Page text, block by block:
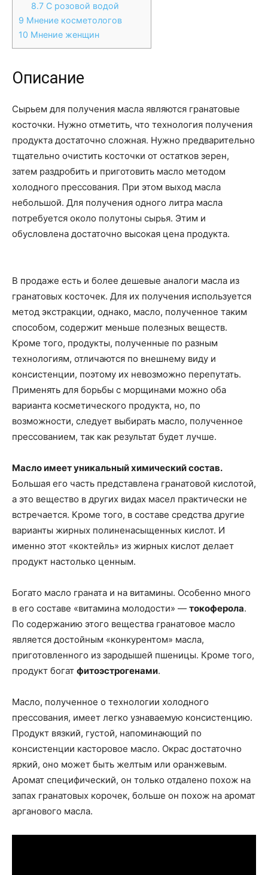
8.7 С розовой водой
9 Мнение косметологов
10 Мнение женщин
Описание
Сырьем для получения масла являются гранатовые
косточки. Нужно отметить, что технология получения
продукта достаточно сложная. Нужно предварительно
тщательно очистить косточки от остатков зерен,
затем раздробить и приготовить масло методом
холодного прессования. При этом выход масла
небольшой. Для получения одного литра масла
потребуется около полутоны сырья. Этим и
обусловлена достаточно высокая цена продукта.
В продаже есть и более дешевые аналоги масла из
гранатовых косточек. Для их получения используется
метод экстракции, однако, масло, полученное таким
способом, содержит меньше полезных веществ.
Кроме того, продукты, полученные по разным
технологиям, отличаются по внешнему виду и
консистенции, поэтому их невозможно перепутать.
Применять для борьбы с морщинами можно оба
варианта косметического продукта, но, по
возможности, следует выбирать масло, полученное
прессованием, так как результат будет лучше.
Масло имеет уникальный химический состав.
Большая его часть представлена гранатовой кислотой,
а это вещество в других видах масел практически не
встречается. Кроме того, в составе средства другие
варианты жирных полиненасыщенных кислот. И
именно этот «коктейль» из жирных кислот делает
продукт настолько ценным.
Богато масло граната и на витамины. Особенно много
в его составе «витамина молодости» — токоферола.
По содержанию этого вещества гранатовое масло
является достойным «конкурентом» масла,
приготовленного из зародышей пшеницы. Кроме того,
продукт богат фитоэстрогенами.
Масло, полученное о технологии холодного
прессования, имеет легко узнаваемую консистенцию.
Продукт вязкий, густой, напоминающий по
консистенции касторовое масло. Окрас достаточно
яркий, оно может быть желтым или оранжевым.
Аромат специфический, он только отдалено похож на
запах гранатовых корочек, больше он похож на аромат
арганового масла.